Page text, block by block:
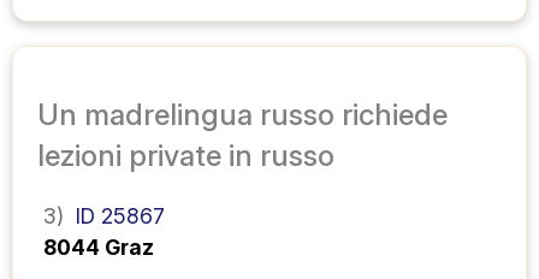
Un madrelingua russo richiede
lezioni private in russo
3) ID 25867
8044 Graz